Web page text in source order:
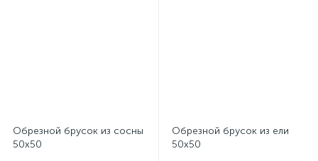
Обрезной брусок из сосны
50х50
Обрезной брусок из ели
50х50